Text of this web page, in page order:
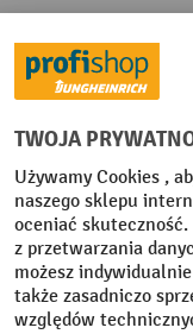
GLW 1800
Z kategorii:
18000 mm
tak
czarny